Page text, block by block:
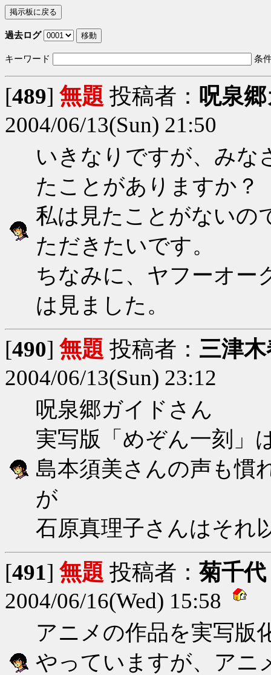
過去ログ
キーワード 条
[489] 無題 投稿者： 呪泉
2004/06/13(Sun) 21:50
いきなりですが、みな
たことがありますか？
私は見たことがないの
ただきたいです。
ちなみに、ヤフーオー
は見ました。
[490] 無題 投稿者： 三津
2004/06/13(Sun) 23:12
呪泉郷ガイドさん
実写版「めぞん一刻」
島本須美さんの声も慣
が
石原真理子さんはそれ
[491] 無題 投稿者： 菊千代
2004/06/16(Wed) 15:58
アニメの作品を実写版
やっていますが、アニ